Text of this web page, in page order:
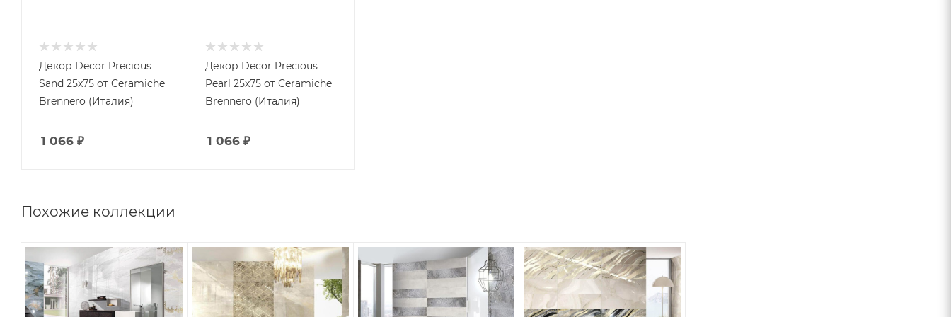
Декор Decor Precious
Sand 25x75 от Ceramiche
Brennero (Италия)
1 066 ₽
Декор Decor Precious
Pearl 25x75 от Ceramiche
Brennero (Италия)
1 066₽
Похожие коллекции